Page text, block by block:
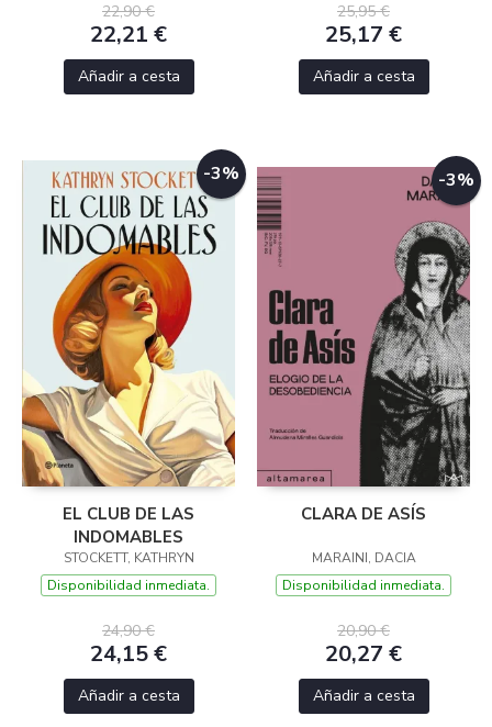
22,90 €
22,21 €
Añadir a cesta
25,95 €
25,17 €
Añadir a cesta
-3%
EL CLUB DE LAS
INDOMABLES
STOCKETT, KATHRYN
Disponibilidad inmediata.
24,90 €
24,15 €
Añadir a cesta
-3%
CLARA DE ASÍS
MARAINI, DACIA
Disponibilidad inmediata.
20,90 €
20,27 €
Añadir a cesta